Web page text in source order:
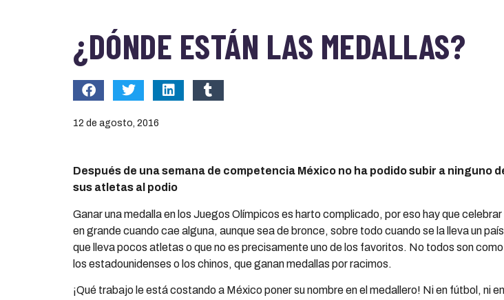
¿DÓNDE ESTÁN LAS MEDALLAS?
12 de agosto, 2016
Después de una semana de competencia México no ha podido subir a ninguno
sus atletas al podio
Ganar una medalla en los Juegos Olímpicos es harto complicado, por eso hay que celebrar
en grande cuando cae alguna, aunque sea de bronce, sobre todo cuando se la lleva un país
que lleva pocos atletas o que no es precisamente uno de los favoritos. No todos son como
los estadounidenses o los chinos, que ganan medallas por racimos.
¡Qué trabajo le está costando a México poner su nombre en el medallero! Ni en fútbol, ni en